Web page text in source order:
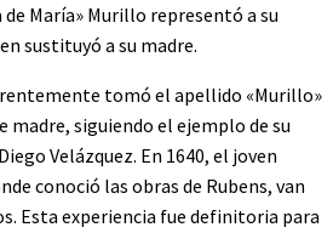
de María» Murillo representó a su
sustituyó a su madre.
tomó el apellido «Murillo»
madre, siguiendo el ejemplo de su
Velázquez. En 1640, el joven
conoció las obras de Rubens, van
Esta experiencia fue definitoria para